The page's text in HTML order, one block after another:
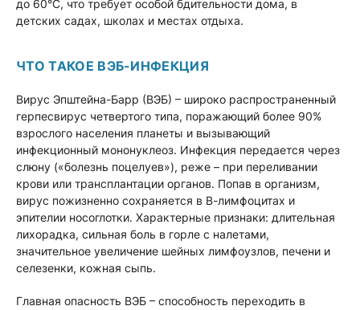
до 60°C, что требует особой бдительности дома, в
детских садах, школах и местах отдыха.
ЧТО ТАКОЕ ВЭБ-ИНФЕКЦИЯ
Вирус Эпштейна-Барр (ВЭБ) – широко распространенный
герпесвирус четвертого типа, поражающий более 90%
взрослого населения планеты и вызывающий
инфекционный мононуклеоз. Инфекция передается через
слюну («болезнь поцелуев»), реже – при переливании
крови или трансплантации органов. Попав в организм,
вирус пожизненно сохраняется в В-лимфоцитах и
эпителии носоглотки. Характерные признаки: длительная
лихорадка, сильная боль в горле с налетами,
значительное увеличение шейных лимфоузлов, печени и
селезенки, кожная сыпь.
Главная опасность ВЭБ – способность переходить в